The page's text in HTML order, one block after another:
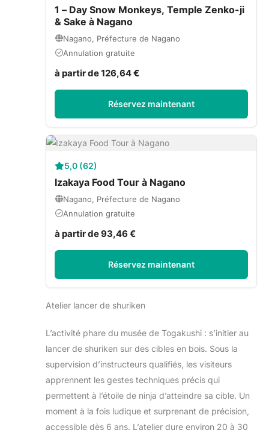
1 – Day Snow Monkeys, Temple Zenko-ji
& Sake à Nagano
Nagano, Préfecture de Nagano
Annulation gratuite
à partir de 126,64 €
Réservez maintenant
5,0 (62)
Izakaya Food Tour à Nagano
Nagano, Préfecture de Nagano
Annulation gratuite
à partir de 93,46 €
Réservez maintenant
Atelier lancer de shuriken
L’activité phare du musée de Togakushi : s’initier au
lancer de shuriken sur des cibles en bois. Sous la
supervision d’instructeurs qualifiés, les visiteurs
apprennent les gestes techniques précis qui
permettent à l’étoile de ninja d’atteindre sa cible. Un
moment à la fois ludique et surprenant de précision,
accessible dès 6 ans. L’atelier dure environ 20 à 30